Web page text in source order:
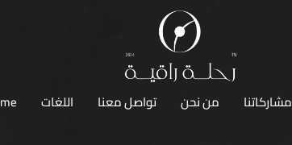
مشاركاتنا من نحن تواصل معنا اللغات